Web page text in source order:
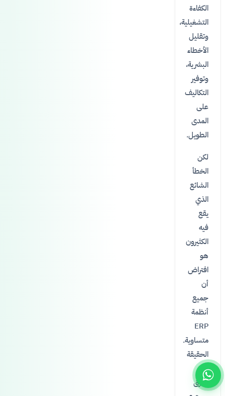
الكفاءة
التشغيلية،
وتقليل
الأخطاء
البشرية،
وتوفير
التكاليف
على
المدى
الطويل.
لكن
الخطأ
الشائع
الذي
يقع
فيه
الكثيرون
هو
افتراض
أن
جميع
أنظمة
ERP
متساوية.
الحقيقة
أن
الفرق